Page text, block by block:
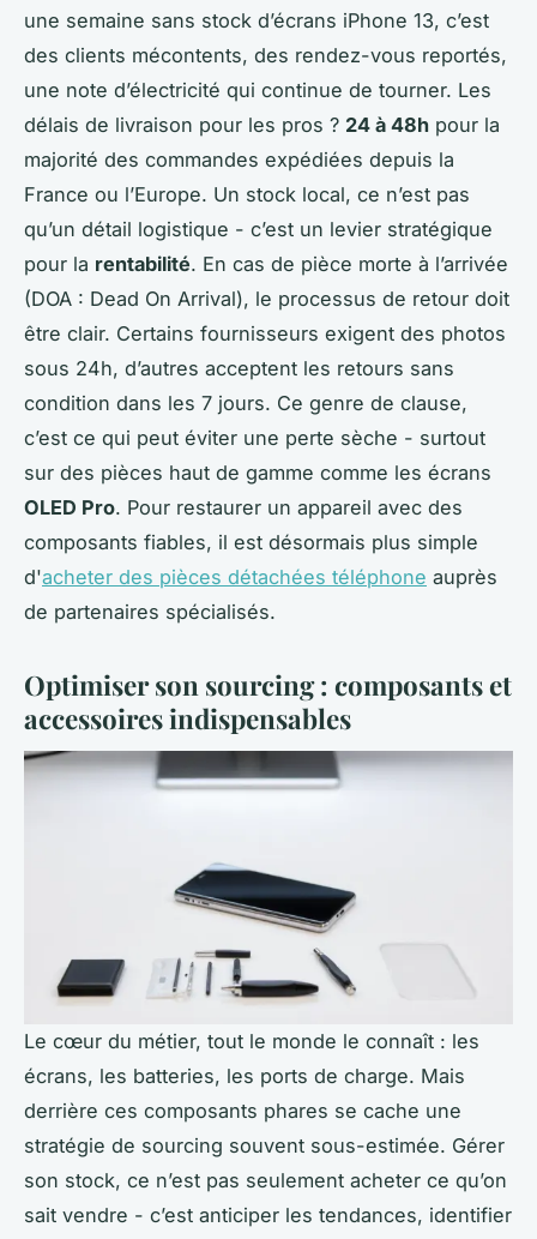
une semaine sans stock d’écrans iPhone 13, c’est
des clients mécontents, des rendez-vous reportés,
une note d’électricité qui continue de tourner. Les
délais de livraison pour les pros ? 24 à 48h pour la
majorité des commandes expédiées depuis la
France ou l’Europe. Un stock local, ce n’est pas
qu’un détail logistique - c’est un levier stratégique
pour la rentabilité. En cas de pièce morte à l’arrivée
(DOA : Dead On Arrival), le processus de retour doit
être clair. Certains fournisseurs exigent des photos
sous 24h, d’autres acceptent les retours sans
condition dans les 7 jours. Ce genre de clause,
c’est ce qui peut éviter une perte sèche - surtout
sur des pièces haut de gamme comme les écrans
OLED Pro. Pour restaurer un appareil avec des
composants fiables, il est désormais plus simple
d'acheter des pièces détachées téléphone auprès
de partenaires spécialisés.
Optimiser son sourcing : composants et
accessoires indispensables
Le cœur du métier, tout le monde le connaît : les
écrans, les batteries, les ports de charge. Mais
derrière ces composants phares se cache une
stratégie de sourcing souvent sous-estimée. Gérer
son stock, ce n’est pas seulement acheter ce qu’on
sait vendre - c’est anticiper les tendances, identifier